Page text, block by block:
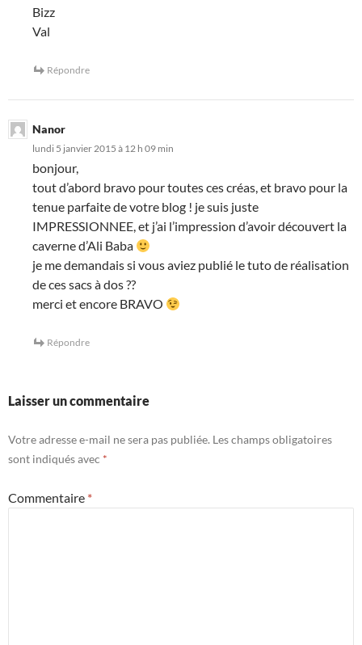
Bizz
Val
Répondre
Nanor
lundi 5 janvier 2015 à 12 h 09 min
bonjour,
tout d’abord bravo pour toutes ces créas, et bravo pour la
tenue parfaite de votre blog ! je suis juste
IMPRESSIONNEE, et j’ai l’impression d’avoir découvert la
caverne d’Ali Baba
je me demandais si vous aviez publié le tuto de réalisation
de ces sacs à dos ??
merci et encore BRAVO
Répondre
Laisser un commentaire
Votre adresse e-mail ne sera pas publiée. Les champs obligatoires
sont indiqués avec *
Commentaire *